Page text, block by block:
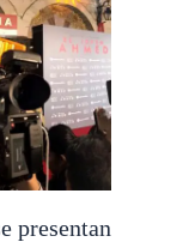
presentan